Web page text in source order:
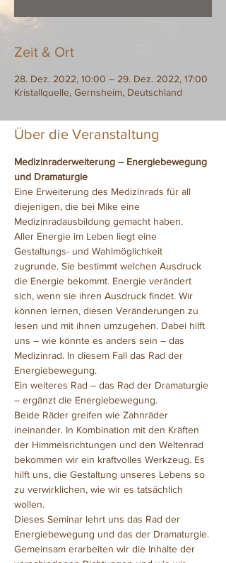
Zeit & Ort
28. Dez. 2022, 10:00 – 29. Dez. 2022, 17:00
Kristallquelle, Gernsheim, Deutschland
Über die Veranstaltung
Medizinraderweiterung – Energiebewegung
und Dramaturgie
Eine Erweiterung des Medizinrads für all
diejenigen, die bei Mike eine
Medizinradausbildung gemacht haben.
Aller Energie im Leben liegt eine
Gestaltungs- und Wahlmöglichkeit
zugrunde. Sie bestimmt welchen Ausdruck
die Energie bekommt. Energie verändert
sich, wenn sie ihren Ausdruck findet. Wir
können lernen, diesen Veränderungen zu
lesen und mit ihnen umzugehen. Dabei hilft
uns – wie könnte es anders sein – das
Medizinrad. In diesem Fall das Rad der
Energiebewegung.
Ein weiteres Rad – das Rad der Dramaturgie
– ergänzt die Energiebewegung.
Beide Räder greifen wie Zahnräder
ineinander. In Kombination mit den Kräften
der Himmelsrichtungen und den Weltenrad
bekommen wir ein kraftvolles Werkzeug. Es
hilft uns, die Gestaltung unseres Lebens so
zu verwirklichen, wie wir es tatsächlich
wollen.
Dieses Seminar lehrt uns das Rad der
Energiebewegung und das der Dramaturgie.
Gemeinsam erarbeiten wir die Inhalte der